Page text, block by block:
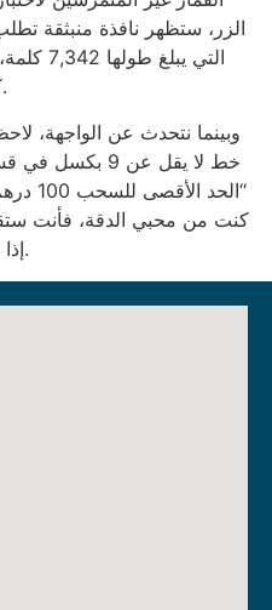
الزر، ستظهر نافذة منبثقة
التي
كان سيضطر إلى قراءتها بالكامل.
وبينما نتحدث عن الواجهة،
خط لا يقل عن 9
كنت من محبي الدقة، فأنت
إذا كان البونص “فعليًا” أو مجرد وهم.